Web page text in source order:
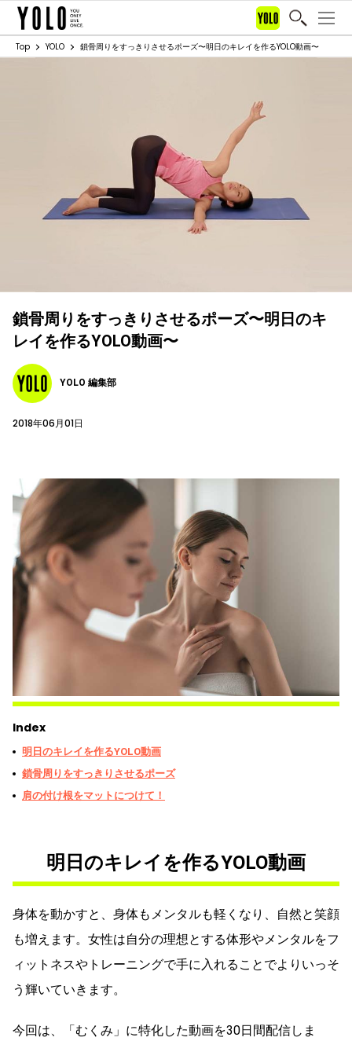
Top YOLO 鎖骨周りをすっきりさせるポーズ〜明日のキレイを作るYOLO動画〜
鎖骨周りをすっきりさせるポーズ〜明日のキ
レイを作るYOLO動画〜
YOLO 編集部
2018年06月01日
Index
明日のキレイを作るYOLO動画
鎖骨周りをすっきりさせるポーズ
肩の付け根をマットにつけて！
明日のキレイを作るYOLO動画
身体を動かすと、身体もメンタルも軽くなり、自然と笑顔
も増えます。女性は自分の理想とする体形やメンタルをフ
ィットネスやトレーニングで手に入れることでよりいっそ
う輝いていきます。
今回は、「むくみ」に特化した動画を30日間配信しま